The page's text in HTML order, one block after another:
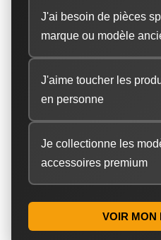
J'ai besoin de pièces
marque ou modèle
J'aime toucher les
en personne
Je collectionne les
accessoires premium
VOIR MON